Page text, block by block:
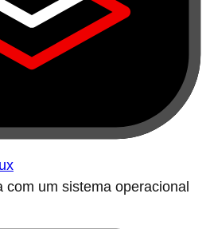
um sistema operacional